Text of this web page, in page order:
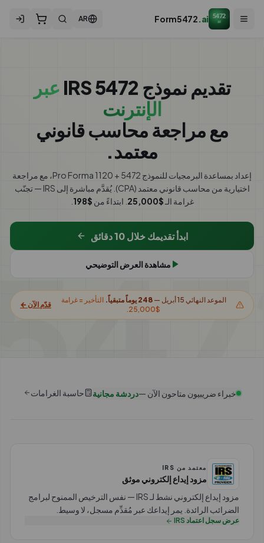
5472
ai
Form5472.ai
AR
تقديم نموذج IRS 5472
عبر
الإنترنت
مع مراجعة محاسب قانوني
معتمد.
إعداد بمساعدة البرمجيات للنموذج 5472 + Pro Forma 1120، مع مراجعة
اختيارية من محاسب قانوني معتمد (CPA).
يُقدَّم مباشرة إلى IRS — تجنّب
غرامة الـ$25,000 . ابتداءً من $198
ابدأ تقديمك خلال 10 دقائق
مشاهدة العرض التوضيحي
الموعد النهائي 15 أبريل — 248 يوماً متبقياً. التأخير = غرامة
$25,000.
قدّم الآن ←
خبراء ضريبيون متاحون الآن —دردشة مجانية حاسبة الغرامات
معتمد من IRS
مزود إيداع إلكتروني موثق
مزود إيداع إلكتروني نشط لـ IRS — نفس الترخيص الممنوح لبرامج
الضرائب الرائدة. يمر إيداعك عبر مُقدِّم مسجل، لا وسيط.
عرض سجل اعتماد IRS